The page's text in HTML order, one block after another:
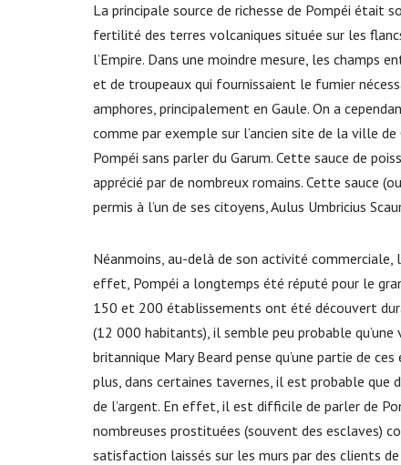
La principale source de richesse de Pompéi
fertilité des terres volcaniques située sur les
l’Empire. Dans une moindre mesure, les champs
et de troupeaux qui fournissaient le fumier
amphores, principalement en Gaule. On a
comme par exemple sur l’ancien site de la ville
Pompéi sans parler du Garum. Cette sauce de
apprécié par de nombreux romains. Cette sauce
permis à l’un de ses citoyens, Aulus Umbricius
Néanmoins, au-delà de son activité
effet, Pompéi a longtemps été réputé pour le
150 et 200 établissements ont été découvert
(12 000 habitants), il semble peu probable
britannique Mary Beard pense qu’une partie de
plus, dans certaines tavernes, il est probable que
de l’argent. En effet, il est difficile de parler de
nombreuses prostituées (souvent des esclaves)
satisfaction laissés sur les murs par des clients